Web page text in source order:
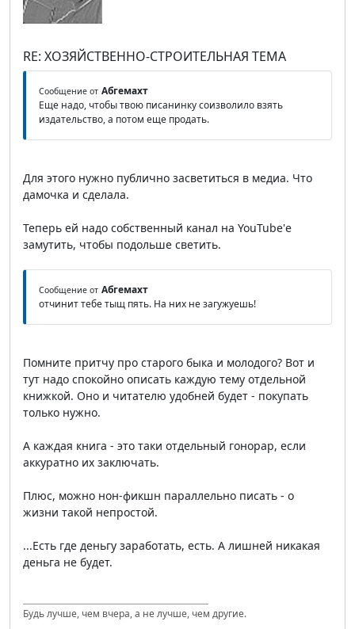
RE: ХОЗЯЙСТВЕННО-СТРОИТЕЛЬНАЯ ТЕМА
Сообщение от Абгемахт
Еще надо, чтобы твою писанинку соизволило взять
издательство, а потом еще продать.
Для этого нужно публично засветиться в медиа. Что
дамочка и сделала.
Теперь ей надо собственный канал на YouTube'е
замутить, чтобы подольше светить.
Сообщение от Абгемахт
отчинит тебе тыщ пять. На них не загужуешь!
Помните притчу про старого быка и молодого? Вот и
тут надо спокойно описать каждую тему отдельной
книжкой. Оно и читателю удобней будет - покупать
только нужно.
А каждая книга - это таки отдельный гонорар, если
аккуратно их заключать.
Плюс, можно нон-фикшн параллельно писать - о
жизни такой непростой.
...Есть где деньгу заработать, есть. А лишней никакая
деньга не будет.
Будь лучше, чем вчера, а не лучше, чем другие.